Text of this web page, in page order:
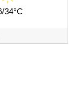
34°C